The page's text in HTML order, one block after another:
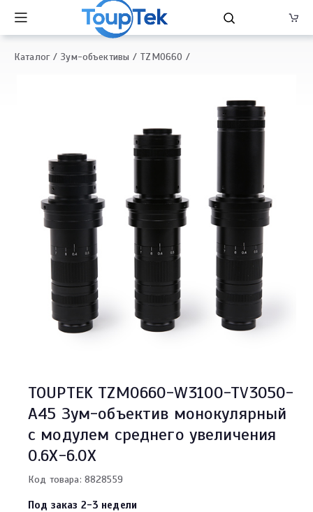
Каталог Зум-объективы TZM0660
TOUPTEK TZM0660-W3100-TV3050-
A45 Зум-объектив монокулярный
с модулем среднего увеличения
0.6X-6.0X
Код товара: 8828559
Под заказ 2-3 недели